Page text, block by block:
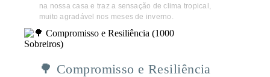
na nossa casa e traz a sensação de clima tropical,
muito agradável nos meses de inverno.
🌳 Compromisso e Resiliência